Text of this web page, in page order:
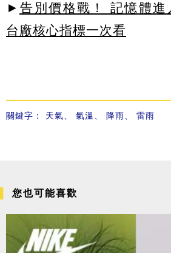
► 告別價格戰！ 記憶體進
台廠核心指標一次看
關鍵字： 天氣、 氣溫、 降雨、 雷雨
您也可能喜歡